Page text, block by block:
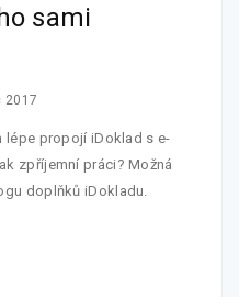
sami
2017
lépe propojí iDoklad s e-
zpříjemní práci? Možná
doplňků iDokladu.